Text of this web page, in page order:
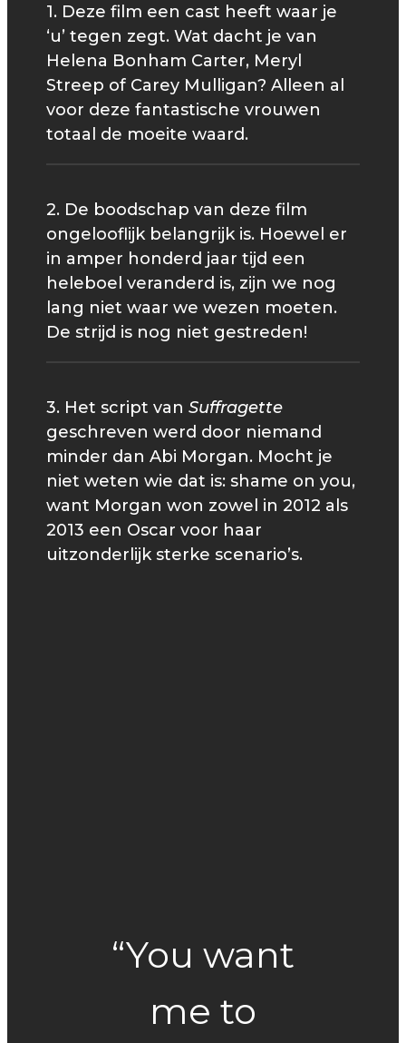
1. Deze film een cast heeft waar je
‘u’ tegen zegt. Wat dacht je van
Helena Bonham Carter, Meryl
Streep of Carey Mulligan? Alleen al
voor deze fantastische vrouwen
totaal de moeite waard.
2. De boodschap van deze film
ongelooflijk belangrijk is. Hoewel er
in amper honderd jaar tijd een
heleboel veranderd is, zijn we nog
lang niet waar we wezen moeten.
De strijd is nog niet gestreden!
3. Het script vanSuffragette
geschreven werd door niemand
minder dan Abi Morgan. Mocht je
niet weten wie dat is: shame on you,
want Morgan won zowel in 2012 als
2013 een Oscar voor haar
uitzonderlijk sterke scenario’s.
“You want
me to